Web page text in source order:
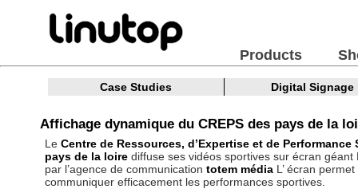
Products
Case Studies Digital Signage
Affichage dynamique du CREPS des pays de la
Le Centre de Ressources, d’Expertise et de Performance
pays de la loire diffuse ses vidéos sportives sur écran géant
par l’agence de communication totem média L’ écran permet
communiquer efficacement les performances sportives.